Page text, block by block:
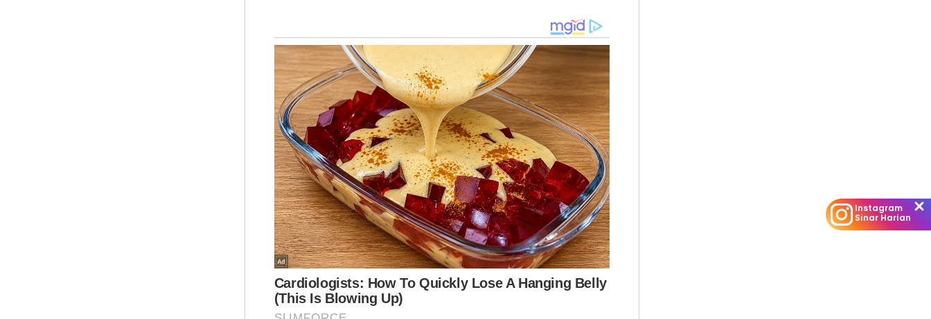
memulangkan kereta rasmi, lebih cepatlah saya
bersama-sama penjawat awam dapat fokus
kepada usaha mensejahterakan rakyat, sekali gus
merancakkan ekonomi negeri," katanya.
Mengulas lanjut beliau berkata, hanya bekas ADUN
Instagram
Sinar Harian